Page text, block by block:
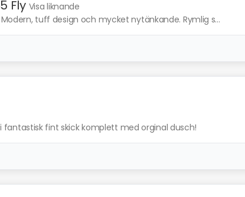
Fly Visa liknande
tuff design och mycket nytänkande. Rymlig s...
i fantastisk fint skick komplett med orginal dusch!